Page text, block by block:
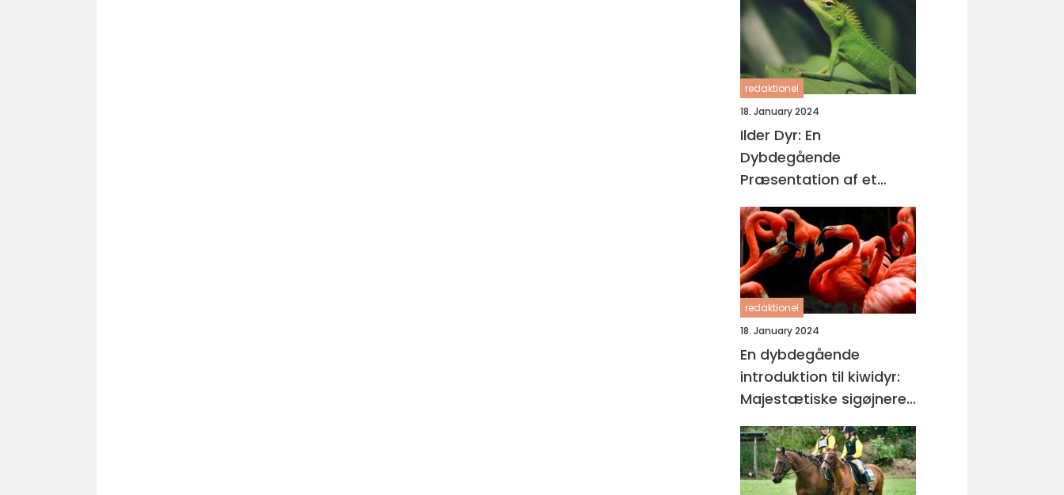
redaktionel
18. January 2024
Ilder Dyr: En
Dybdegående
Præsentation af et
Fascinerende Kæledyr
redaktionel
18. January 2024
En dybdegående
introduktion til kiwidyr:
Majestætiske sigøjnere i
New Zealands
regnskove